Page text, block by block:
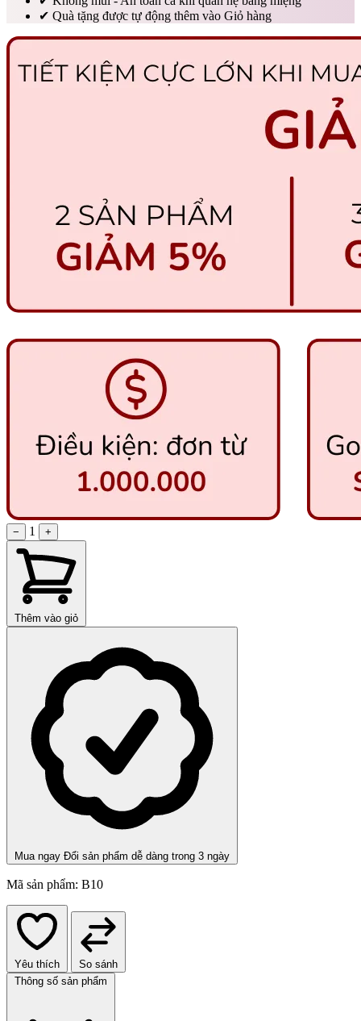
✔ Quà tặng được tự động thêm vào Giỏ hàng
− 1 +
Thêm vào giỏ
Mua ngay Đổi sản phẩm dễ dàng trong 3 ngày
Mã sản phẩm: B10
Yêu thích
So sánh
Thông số sản phẩm